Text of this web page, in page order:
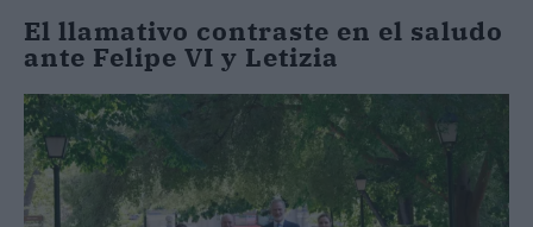
El llamativo contraste en el saludo
ante Felipe VI y Letizia